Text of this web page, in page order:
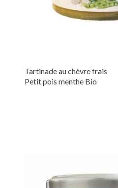
Tartinade au chèvre frais
Petit pois menthe Bio